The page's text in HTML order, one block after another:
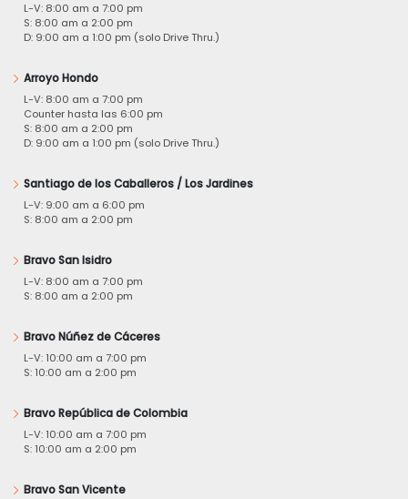
L-V: 8:00 am a 7:00 pm
S: 8:00 am a 2:00 pm
D: 9:00 am a 1:00 pm (solo Drive Thru.)
Arroyo Hondo
L-V: 8:00 am a 7:00 pm
Counter hasta las 6:00 pm
S: 8:00 am a 2:00 pm
D: 9:00 am a 1:00 pm (solo Drive Thru.)
Santiago de los Caballeros / Los Jardines
L-V: 9:00 am a 6:00 pm
S: 8:00 am a 2:00 pm
Bravo San Isidro
L-V: 8:00 am a 7:00 pm
S: 8:00 am a 2:00 pm
Bravo Núñez de Cáceres
L-V: 10:00 am a 7:00 pm
S: 10:00 am a 2:00 pm
Bravo República de Colombia
L-V: 10:00 am a 7:00 pm
S: 10:00 am a 2:00 pm
Bravo San Vicente